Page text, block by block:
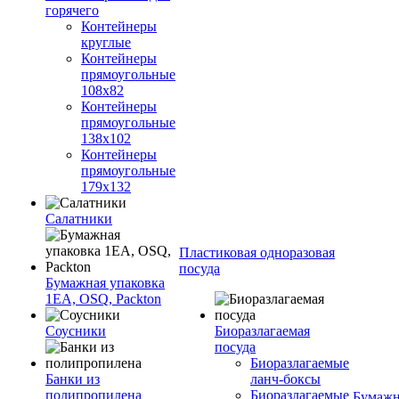
горячего
Контейнеры
круглые
Контейнеры
прямоугольные
108х82
Контейнеры
прямоугольные
138х102
Контейнеры
прямоугольные
179х132
Салатники
Бумажная упаковка
1ЕА, OSQ, Packton
Соусники
Банки из
полипропилена
Пластиковая одноразовая
посуда
Биоразлагаемая
посуда
Биоразлагаемые
ланч-боксы
Биоразлагаемые